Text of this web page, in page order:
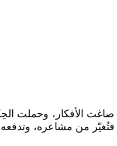
التي صاغت الأفكار،
من مشاعره، وتدفعه